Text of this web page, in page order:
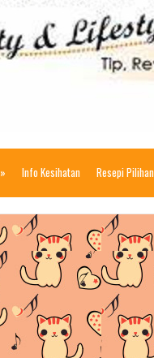
» Info Kesihatan Resepi Pilihan